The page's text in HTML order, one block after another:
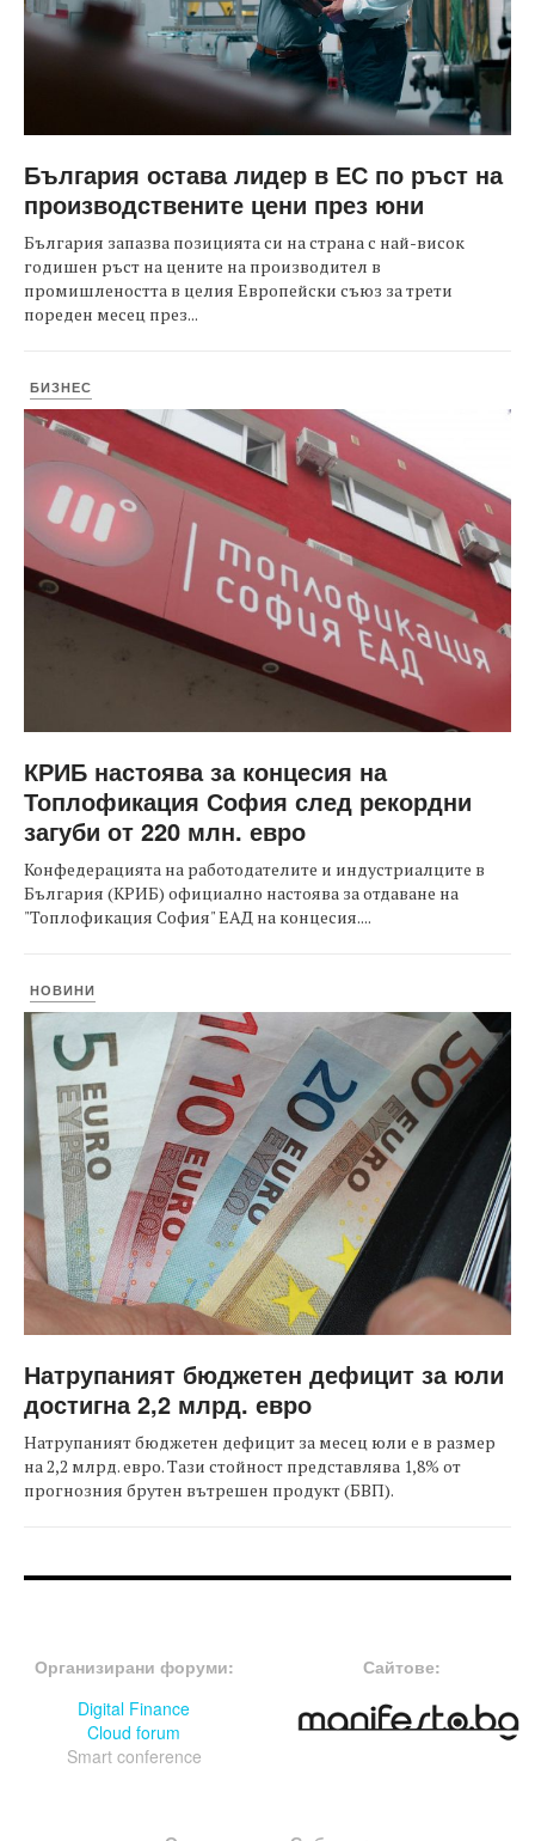
България остава лидер в ЕС по ръст на
производствените цени през юни
България запазва позицията си на страна с най-висок
годишен ръст на цените на производител в
промишлеността в целия Европейски съюз за трети
пореден месец през...
БИЗНЕС
КРИБ настоява за концесия на
Топлофикация София след рекордни
загуби от 220 млн. евро
Конфедерацията на работодателите и индустриалците в
България (КРИБ) официално настоява за отдаване на
"Топлофикация София" ЕАД на концесия....
НОВИНИ
Натрупаният бюджетен дефицит за юли
достигна 2,2 млрд. евро
Натрупаният бюджетен дефицит за месец юли е в размер
на 2,2 млрд. евро. Тази стойност представлява 1,8% от
прогнозния брутен вътрешен продукт (БВП).
Организирани форуми:
Digital Finance
Cloud forum
Smart conference
Сайтове: